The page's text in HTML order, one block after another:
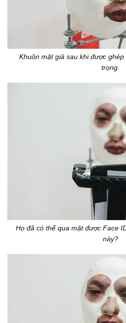
Khuôn mặt giả sau khi được
trọng.
Họ đã có thể qua mặt được Face
này?